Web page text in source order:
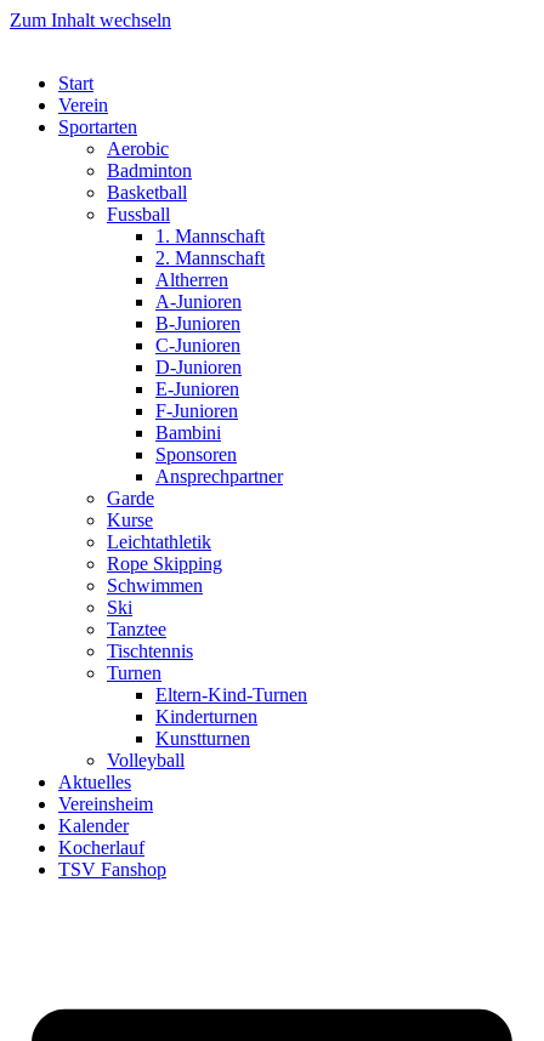
Zum Inhalt wechseln
Start
Verein
Sportarten
Aerobic
Badminton
Basketball
Fussball
1. Mannschaft
2. Mannschaft
Altherren
A-Junioren
B-Junioren
C-Junioren
D-Junioren
E-Junioren
F-Junioren
Bambini
Sponsoren
Ansprechpartner
Garde
Kurse
Leichtathletik
Rope Skipping
Schwimmen
Ski
Tanztee
Tischtennis
Turnen
Eltern-Kind-Turnen
Kinderturnen
Kunstturnen
Volleyball
Aktuelles
Vereinsheim
Kalender
Kocherlauf
TSV Fanshop